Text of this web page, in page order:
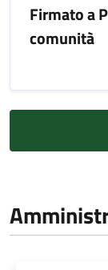
Firmato a
comunità